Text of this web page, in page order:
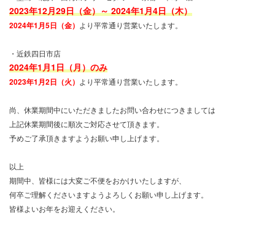
2023年12月29日（金）～ 2024年1月4日（木）
2024年1月5日（金） より平常通り営業いたします。
・近鉄四日市店
2024年1月1日（月）のみ
2023年1月2日（火） より平常通り営業いたします。
尚、休業期間中にいただきましたお問い合わせにつきましては
上記休業期間後に順次ご対応させて頂きます。
予めご了承頂きますようお願い申し上げます。
以上
期間中、皆様には大変ご不便をおかけいたしますが、
何卒ご理解くださいますようよろしくお願い申し上げます。
皆様よいお年をお迎えください。